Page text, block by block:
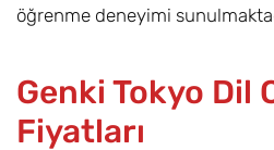
öğrenme deneyimi
Genki Tokyo Dil
Fiyatları